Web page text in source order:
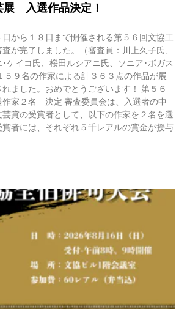
展 入選作品決定！
日から１８日まで開催される第５６回文協工
が完了しました。（審査員：川上久子氏、
ケイコ氏、桜田ルシアニ氏、ソニア･ボガス
５９名の作家による計３６３点の作品が展
ました。おめでとうございます！ 第５６
家２名 決定 審査委員会は、入選者の中
賞の受賞者として、以下の作家を２名を選
者には、それぞれ５千レアルの賞金が授与